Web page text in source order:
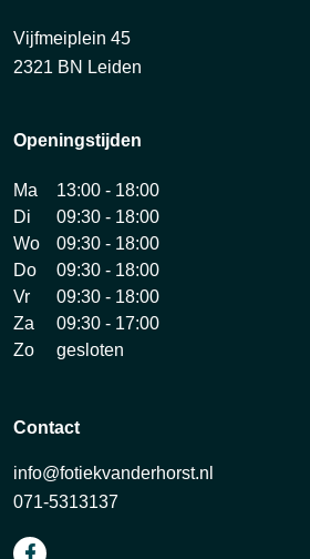
Vijfmeiplein 45
2321 BN Leiden
Openingstijden
Ma
13:00 - 18:00
Di
09:30 - 18:00
Wo
09:30 - 18:00
Do
09:30 - 18:00
Vr
09:30 - 18:00
Za
09:30 - 17:00
Zo
gesloten
Contact
info@fotiekvanderhorst.nl
071-5313137